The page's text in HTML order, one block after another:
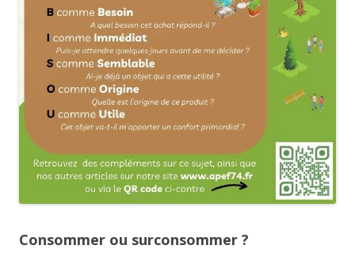
Consommer ou surconsommer ?